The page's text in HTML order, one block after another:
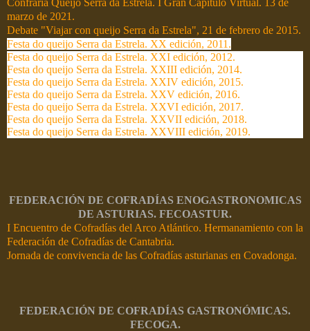
marzo de 2021.
Debate "Viajar con queijo Serra da Estrela", 21 de febrero de 2015.
Festa do queijo Serra da Estrela. XX edición, 2011.
Festa do queijo Serra da Estrela. XXI edición, 2012.
Festa do queijo Serra da Estrela. XXIII edición, 2014.
Festa do queijo Serra da Estrela. XXIV edición, 2015.
Festa do queijo Serra da Estrela. XXV edición, 2016.
Festa do queijo Serra da Estrela. XXVI edición, 2017.
Festa do queijo Serra da Estrela. XXVII edición, 2018.
Festa do queijo Serra da Estrela. XXVIII edición, 2019.
FEDERACIÓN DE COFRADÍAS ENOGASTRONOMICAS
DE ASTURIAS. FECOASTUR.
I Encuentro de Cofradías del Arco Atlántico. Hermanamiento con la
Federación de Cofradías de Cantabria.
Jornada de convivencia de las Cofradías asturianas en Covadonga.
FEDERACIÓN DE COFRADÍAS GASTRONÓMICAS.
FECOGA.